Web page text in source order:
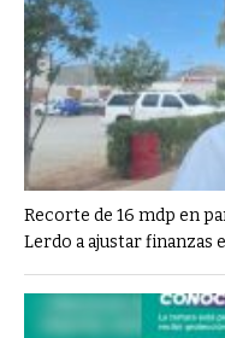
Recorte de 16 mdp en
Lerdo a ajustar